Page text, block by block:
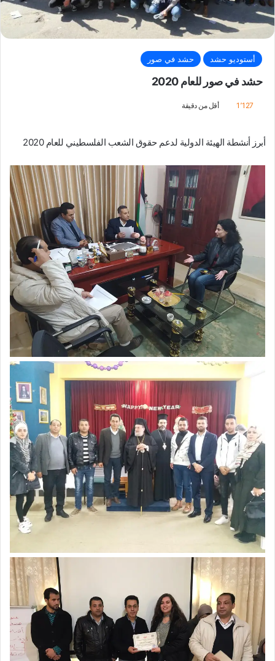
أستوديو حشد حشد في صور
حشد في صور للعام 2020
1٬127 أقل من دقيقة
أبرز أنشطة الهيئة الدولية لدعم حقوق الشعب الفلسطيني للعام 2020